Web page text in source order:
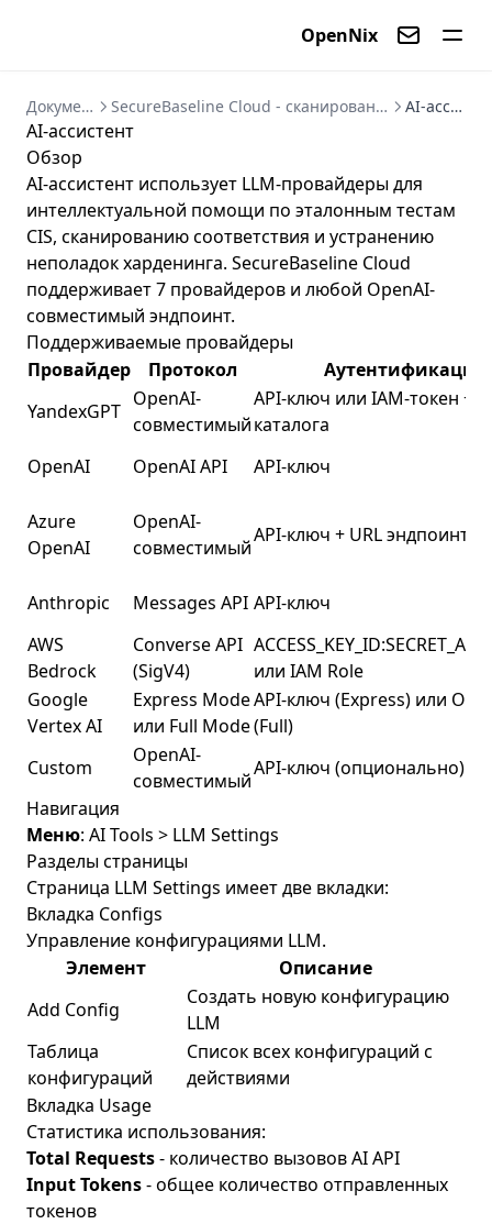
OpenNix
Документация SecureBaseline Cloud - сканирование CIS и усиление Linux AI-ассистент
AI-ассистент
Обзор
AI-ассистент использует LLM-провайдеры для
интеллектуальной помощи по эталонным тестам
CIS, сканированию соответствия и устранению
неполадок харденинга. SecureBaseline Cloud
поддерживает 7 провайдеров и любой OpenAI-
совместимый эндпоинт.
Поддерживаемые провайдеры
Провайдер
Протокол
Аутентификация
YandexGPT
OpenAI-
совместимый
API-ключ или IAM-токен +
каталога
OpenAI
OpenAI API API-ключ
Azure
OpenAI
OpenAI-
совместимый
API-ключ + URL эндпоинта
Anthropic Messages API API-ключ
AWS
Bedrock
Converse API
(SigV4)
или IAM Role
Google
Vertex AI
Express Mode
или Full Mode
API-ключ (Express) или
(Full)
Custom
OpenAI-
совместимый
API-ключ (опционально)
Навигация
Меню: AI Tools > LLM Settings
Разделы страницы
Страница LLM Settings имеет две вкладки:
Вкладка Configs
Управление конфигурациями LLM.
Элемент
Описание
Add Config
Создать новую конфигурацию
LLM
Таблица
конфигураций
Список всех конфигураций с
действиями
Вкладка Usage
Статистика использования:
Total Requests- количество вызовов AI API
Input Tokens- общее количество отправленных
токенов